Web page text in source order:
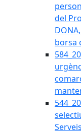
del
borsa